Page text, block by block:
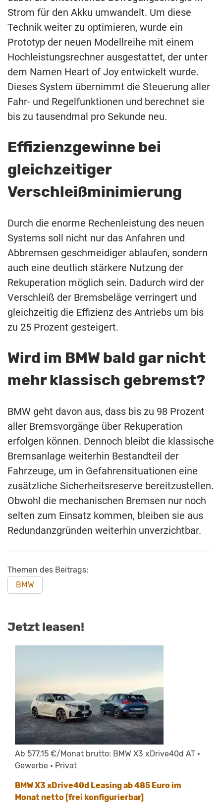
Strom für den Akku umwandelt. Um diese
Technik weiter zu optimieren, wurde ein
Prototyp der neuen Modellreihe mit einem
Hochleistungsrechner ausgestattet, der unter
dem Namen Heart of Joy entwickelt wurde.
Dieses System übernimmt die Steuerung aller
Fahr- und Regelfunktionen und berechnet sie
bis zu tausendmal pro Sekunde neu.
Effizienzgewinne bei
gleichzeitiger
Verschleißminimierung
Durch die enorme Rechenleistung des neuen
Systems soll nicht nur das Anfahren und
Abbremsen geschmeidiger ablaufen, sondern
auch eine deutlich stärkere Nutzung der
Rekuperation möglich sein. Dadurch wird der
Verschleiß der Bremsbeläge verringert und
gleichzeitig die Effizienz des Antriebs um bis
zu 25 Prozent gesteigert.
Wird im BMW bald gar nicht
mehr klassisch gebremst?
BMW geht davon aus, dass bis zu 98 Prozent
aller Bremsvorgänge über Rekuperation
erfolgen können. Dennoch bleibt die klassische
Bremsanlage weiterhin Bestandteil der
Fahrzeuge, um in Gefahrensituationen eine
zusätzliche Sicherheitsreserve bereitzustellen.
Obwohl die mechanischen Bremsen nur noch
selten zum Einsatz kommen, bleiben sie aus
Redundanzgründen weiterhin unverzichtbar.
Themen des Beitrags:
BMW
Jetzt leasen!
Ab 577,15 €/Monat brutto: BMW X3 xDrive40d AT •
Gewerbe • Privat
BMW X3 xDrive40d Leasing ab 485 Euro im
Monat netto [frei konfigurierbar]